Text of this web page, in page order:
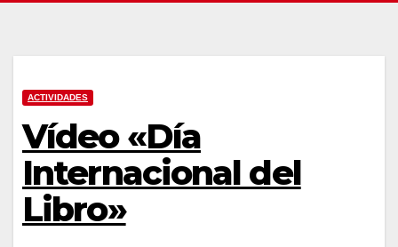
ACTIVIDADES
Vídeo «Día
Internacional del
Libro»